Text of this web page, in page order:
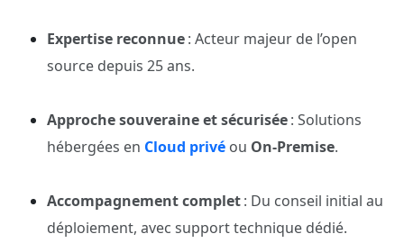
Expertise reconnue: Acteur majeur de l’open
source depuis 25 ans.
Approche souveraine et sécurisée: Solutions
hébergées en Cloud privé ou On-Premise.
Accompagnement complet: Du conseil initial au
déploiement, avec support technique dédié.